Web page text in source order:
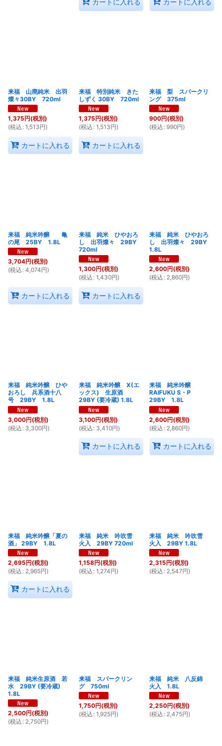
カートに入れる カートに入れる
来福 山廃純米 出羽
燦々30BY 720ml
1,375円(税別)
(税込 : 1,513円)
カートに入れる
来福 特別純米 きた
しずく 30BY 720ml
1,375円(税別)
(税込 : 1,513円)
カートに入れる
来福 梨 スパークリ
ング 375ml
900円(税別)
(税込 : 990円)
来福 純米吟醸 亀
の尾 25BY 1.8L
3,704円(税別)
(税込 : 4,074円)
カートに入れる
来福 純米 ひやおろ
し 出羽燦々 29BY
720ml
1,300円(税別)
(税込 : 1,430円)
カートに入れる
来福 純米 ひやおろ
し 出羽燦々 29BY
1.8L
2,600円(税別)
(税込 : 2,860円)
来福 純米吟醸 ひや
おろし 兵系酒十八
号 29BY 1.8L
3,000円(税別)
(税込 : 3,300円)
来福 純米吟醸 X(エ
ックス) 生原酒
29BY (要冷蔵) 1.8L
3,100円(税別)
(税込 : 3,410円)
カートに入れる
来福 純米吟醸
RAIFUKU S・P
29BY 1.8L
2,600円(税別)
(税込 : 2,860円)
カートに入れる
来福 純米吟醸「夏の
酒」 29BY 1.8L
2,695円(税別)
(税込 : 2,965円)
カートに入れる
来福 純米 吟吹雪
火入 29BY 720ml
1,158円(税別)
(税込 : 1,274円)
来福 純米 吟吹雪
火入 29BY 1.8L
2,315円(税別)
(税込 : 2,547円)
来福 純米生原酒 若
水 29BY (要冷蔵)
1.8L
2,500円(税別)
(税込 : 2,750円)
来福 スパークリン
グ 750ml
1,750円(税別)
(税込 : 1,925円)
来福 純米 八反錦
火入 1.8L
2,250円(税別)
(税込 : 2,475円)